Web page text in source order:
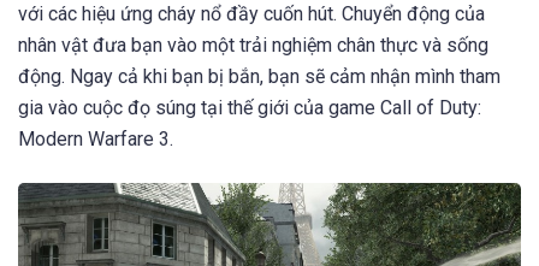
với các hiệu ứng cháy nổ đầy cuốn hút. Chuyển động của
nhân vật đưa bạn vào một trải nghiệm chân thực và sống
động. Ngay cả khi bạn bị bắn, bạn sẽ cảm nhận mình tham
gia vào cuộc đọ súng tại thế giới của game Call of Duty:
Modern Warfare 3.